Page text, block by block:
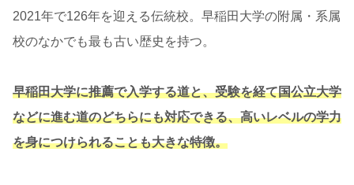
2021年で126年を迎える伝統校。早稲田大学の附属・系属
校のなかでも最も古い歴史を持つ。
早稲田大学に推薦で入学する道と、受験を経て国公立大学
などに進む道のどちらにも対応できる、高いレベルの学力
を身につけられることも大きな特徴。